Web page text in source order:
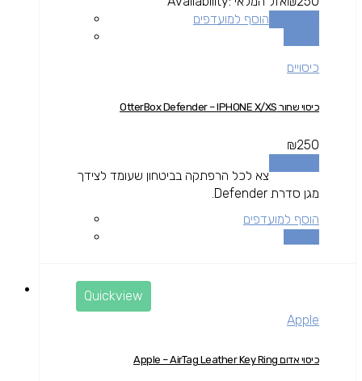
הוסף למועדפים
כיסויים
כיסוי שחור OtterBox Defender – IPHONE X/XS
₪250
צא לכל הרפתקה בביטחון שעומד לצידך
מגן סדרת Defender.
הוסף למועדפים
Quickview
Apple
כיסוי אדום Apple – AirTag Leather Key Ring